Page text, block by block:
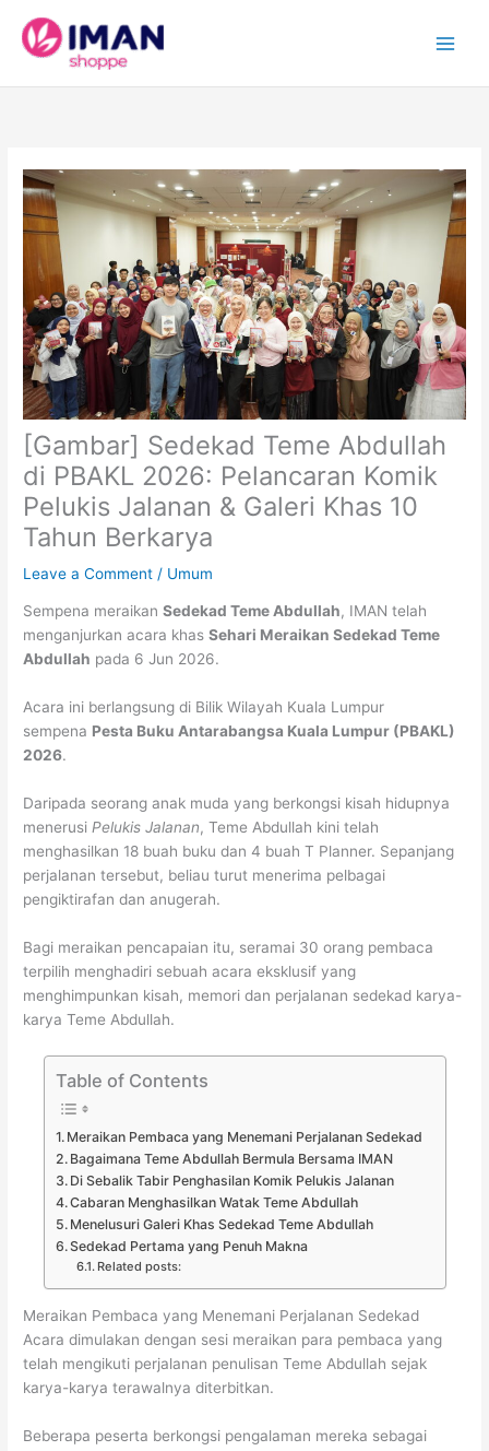
content
[Gambar] Sedekad Teme Abdullah
di PBAKL 2026: Pelancaran Komik
Pelukis Jalanan & Galeri Khas 10
Tahun Berkarya
Leave a Comment / Umum
Sempena meraikanSedekad Teme Abdullah, IMAN telah
menganjurkan acara khasSehari Meraikan Sedekad Teme
Abdullah pada 6 Jun 2026.
Acara ini berlangsung di Bilik Wilayah Kuala Lumpur
sempena Pesta Buku Antarabangsa Kuala Lumpur (PBAKL)
2026.
Daripada seorang anak muda yang berkongsi kisah hidupnya
menerusi Pelukis Jalanan, Teme Abdullah kini telah
menghasilkan 18 buah buku dan 4 buah T Planner. Sepanjang
perjalanan tersebut, beliau turut menerima pelbagai
pengiktirafan dan anugerah.
Bagi meraikan pencapaian itu, seramai 30 orang pembaca
terpilih menghadiri sebuah acara eksklusif yang
menghimpunkan kisah, memori dan perjalanan sedekad karya-
karya Teme Abdullah.
Table of Contents
Meraikan Pembaca yang Menemani Perjalanan Sedekad
Bagaimana Teme Abdullah Bermula Bersama IMAN
Di Sebalik Tabir Penghasilan Komik Pelukis Jalanan
Cabaran Menghasilkan Watak Teme Abdullah
Menelusuri Galeri Khas Sedekad Teme Abdullah
Sedekad Pertama yang Penuh Makna
Related posts:
Meraikan Pembaca yang Menemani Perjalanan Sedekad
Acara dimulakan dengan sesi meraikan para pembaca yang
telah mengikuti perjalanan penulisan Teme Abdullah sejak
karya-karya terawalnya diterbitkan.
Beberapa peserta berkongsi pengalaman mereka sebagai